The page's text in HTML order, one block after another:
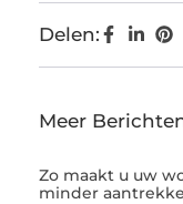
Delen:
Meer
Zo maakt u uw
minder